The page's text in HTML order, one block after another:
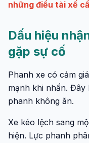
những điều tài xế
Dấu hiệu
gặp sự cố
Phanh xe có cảm
mạnh khi nhấn. Đây
phanh không ăn.
Xe kéo lệch sang
hiện. Lực phanh